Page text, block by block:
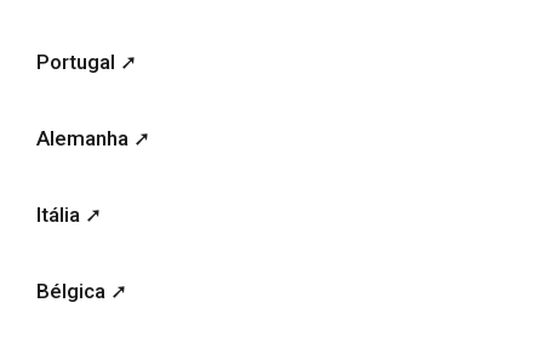
Portugal ➚
Alemanha ➚
Itália ➚
Bélgica ➚